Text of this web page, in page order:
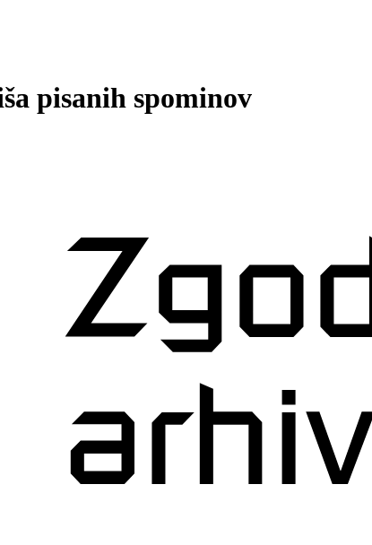
pisanih spominov